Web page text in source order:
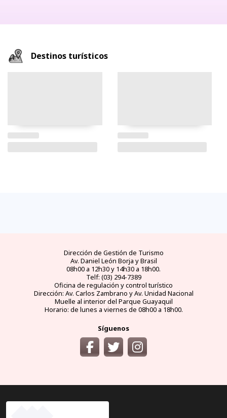
Destinos turísticos
Dirección de Gestión de Turismo
Av. Daniel León Borja y Brasil
08h00 a 12h30 y 14h30 a 18h00.
Telf: (03) 294-7389
Oficina de regulación y control turístico
Dirección: Av. Carlos Zambrano y Av. Unidad Nacional
Muelle al interior del Parque Guayaquil
Horario: de lunes a viernes de 08h00 a 18h00.
Síguenos